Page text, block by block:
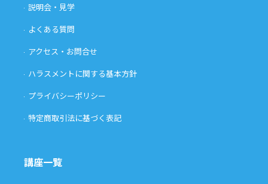
説明会・見学
よくある質問
アクセス・お問合せ
ハラスメントに関する基本方針
プライバシーポリシー
特定商取引法に基づく表記
講座一覧